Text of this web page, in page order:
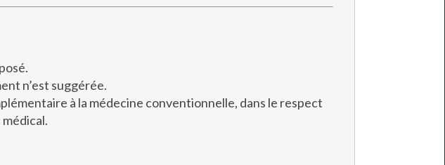
n’est suggérée.
à la médecine conventionnelle, dans le respect